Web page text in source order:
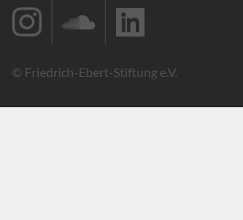
© Friedrich-Ebert-Stiftung e.V.